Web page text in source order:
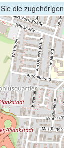
die zugehörigen